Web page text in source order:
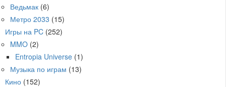
Ведьмак (6)
Метро 2033 (15)
Игры на PC (252)
MMO (2)
Entropia Universe (1)
Музыка по играм (13)
Кино (152)